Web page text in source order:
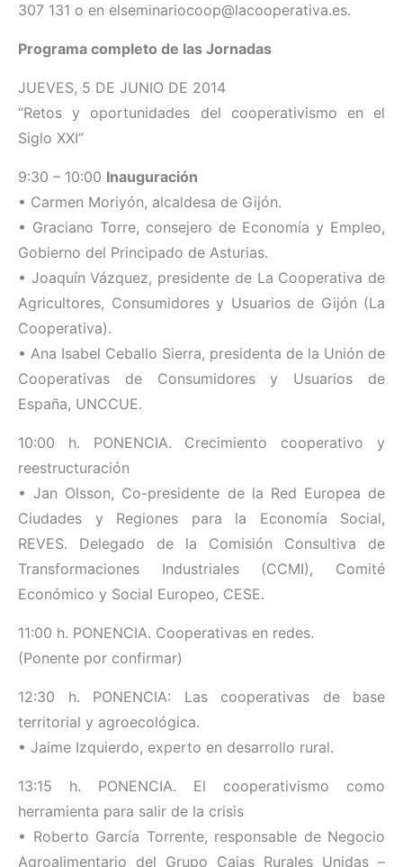
307 131 o en elseminariocoop@lacooperativa.es.
Programa completo de las Jornadas
JUEVES, 5 DE JUNIO DE 2014
“Retos y oportunidades del cooperativismo en el
Siglo XXI”
9:30 – 10:00 Inauguración
• Carmen Moriyón, alcaldesa de Gijón.
• Graciano Torre, consejero de Economía y Empleo,
Gobierno del Principado de Asturias.
• Joaquín Vázquez, presidente de La Cooperativa de
Agricultores, Consumidores y Usuarios de Gijón (La
Cooperativa).
• Ana Isabel Ceballo Sierra, presidenta de la Unión de
Cooperativas de Consumidores y Usuarios de
España, UNCCUE.
10:00 h. PONENCIA. Crecimiento cooperativo y
reestructuración
• Jan Olsson, Co-presidente de la Red Europea de
Ciudades y Regiones para la Economía Social,
REVES. Delegado de la Comisión Consultiva de
Transformaciones Industriales (CCMI), Comité
Económico y Social Europeo, CESE.
11:00 h. PONENCIA. Cooperativas en redes.
(Ponente por confirmar)
12:30 h. PONENCIA: Las cooperativas de base
territorial y agroecológica.
• Jaime Izquierdo, experto en desarrollo rural.
13:15 h. PONENCIA. El cooperativismo como
herramienta para salir de la crisis
• Roberto García Torrente, responsable de Negocio
Agroalimentario del Grupo Cajas Rurales Unidas –